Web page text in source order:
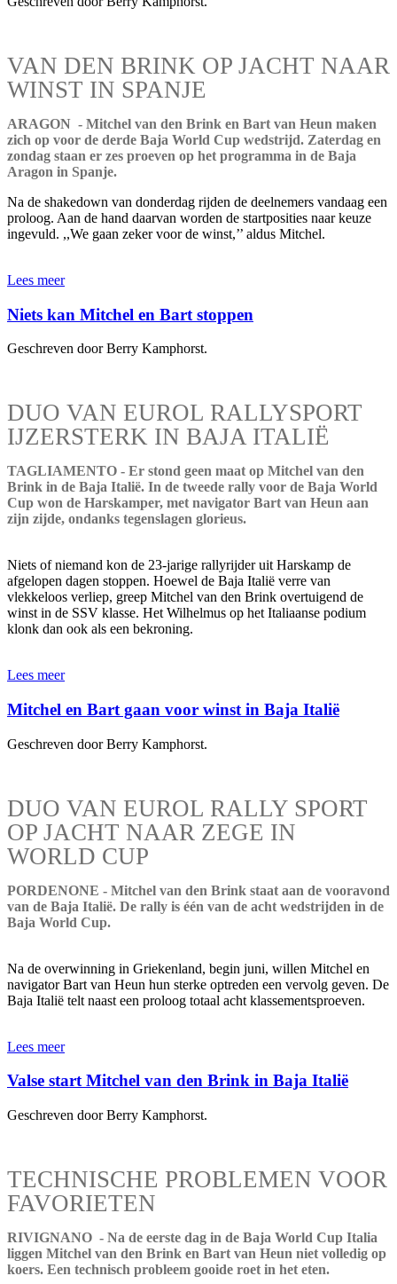
VAN DEN BRINK OP JACHT NAAR
WINST IN SPANJE
ARAGON - Mitchel van den Brink en Bart van Heun maken
zich op voor de derde Baja World Cup wedstrijd. Zaterdag en
zondag staan er zes proeven op het programma in de Baja
Aragon in Spanje.
Na de shakedown van donderdag rijden de deelnemers vandaag een
proloog. Aan de hand daarvan worden de startposities naar keuze
ingevuld. ,,We gaan zeker voor de winst,’’ aldus Mitchel.
Lees meer
Niets kan Mitchel en Bart stoppen
Geschreven door Berry Kamphorst.
DUO VAN EUROL RALLYSPORT
IJZERSTERK IN BAJA ITALIË
TAGLIAMENTO - Er stond geen maat op Mitchel van den
Brink in de Baja Italië. In de tweede rally voor de Baja World
Cup won de Harskamper, met navigator Bart van Heun aan
zijn zijde, ondanks tegenslagen glorieus.
Niets of niemand kon de 23-jarige rallyrijder uit Harskamp de
afgelopen dagen stoppen. Hoewel de Baja Italië verre van
vlekkeloos verliep, greep Mitchel van den Brink overtuigend de
winst in de SSV klasse. Het Wilhelmus op het Italiaanse podium
klonk dan ook als een bekroning.
Lees meer
Mitchel en Bart gaan voor winst in Baja Italië
Geschreven door Berry Kamphorst.
DUO VAN EUROL RALLY SPORT
OP JACHT NAAR ZEGE IN
WORLD CUP
PORDENONE - Mitchel van den Brink staat aan de vooravond
van de Baja Italië. De rally is één van de acht wedstrijden in de
Baja World Cup.
Na de overwinning in Griekenland, begin juni, willen Mitchel en
navigator Bart van Heun hun sterke optreden een vervolg geven. De
Baja Italië telt naast een proloog totaal acht klassementsproeven.
Lees meer
Valse start Mitchel van den Brink in Baja Italië
Geschreven door Berry Kamphorst.
TECHNISCHE PROBLEMEN VOOR
FAVORIETEN
RIVIGNANO - Na de eerste dag in de Baja World Cup Italia
liggen Mitchel van den Brink en Bart van Heun niet volledig op
koers. Een technisch probleem gooide roet in het eten.